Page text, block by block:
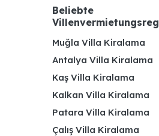
Beliebte
Muğla Villa Kiralama
Antalya Villa Kiralama
Kaş Villa Kiralama
Kalkan Villa Kiralama
Patara Villa Kiralama
Çalış Villa Kiralama